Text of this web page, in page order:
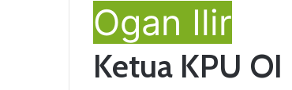
Ogan Ilir
Ketua KPU